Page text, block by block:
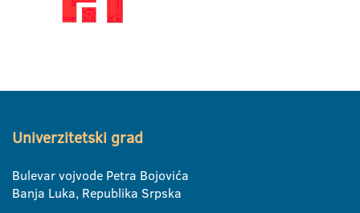
Univerzitetski grad
Bulevar vojvode Petra Bojovića
Banja Luka, Republika Srpska